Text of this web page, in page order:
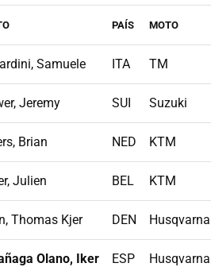
PAÍS MOTO
Samuele ITA TM
Jeremy SUI Suzuki
Brian NED KTM
Julien BEL KTM
Thomas Kjer DEN Husqvarna
Olano, Iker ESP Husqvarna